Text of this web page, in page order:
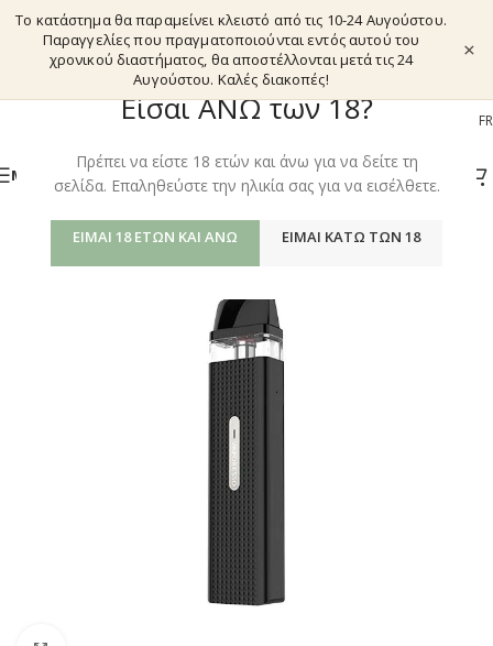
Είσαι ΑΝΩ των 18?
Πρέπει να είστε 18 ετών και άνω για να δείτε τη
σελίδα. Επαληθεύστε την ηλικία σας για να εισέλθετε.
ΕΊΜΑΙ 18 ΕΤΏΝ ΚΑΙ ΆΝΩ ΕΊΜΑΙ ΚΆΤΩ ΤΩΝ 18
Το κατάστημα θα παραμείνει κλειστό από τις 10-24 Αυγούστου.
Παραγγελίες που πραγματοποιούνται εντός αυτού του
χρονικού διαστήματος, θα αποστέλλονται μετά τις 24
Αυγούστου. Καλές διακοπές!
×
EL FR
ΜΕΝΟΎ